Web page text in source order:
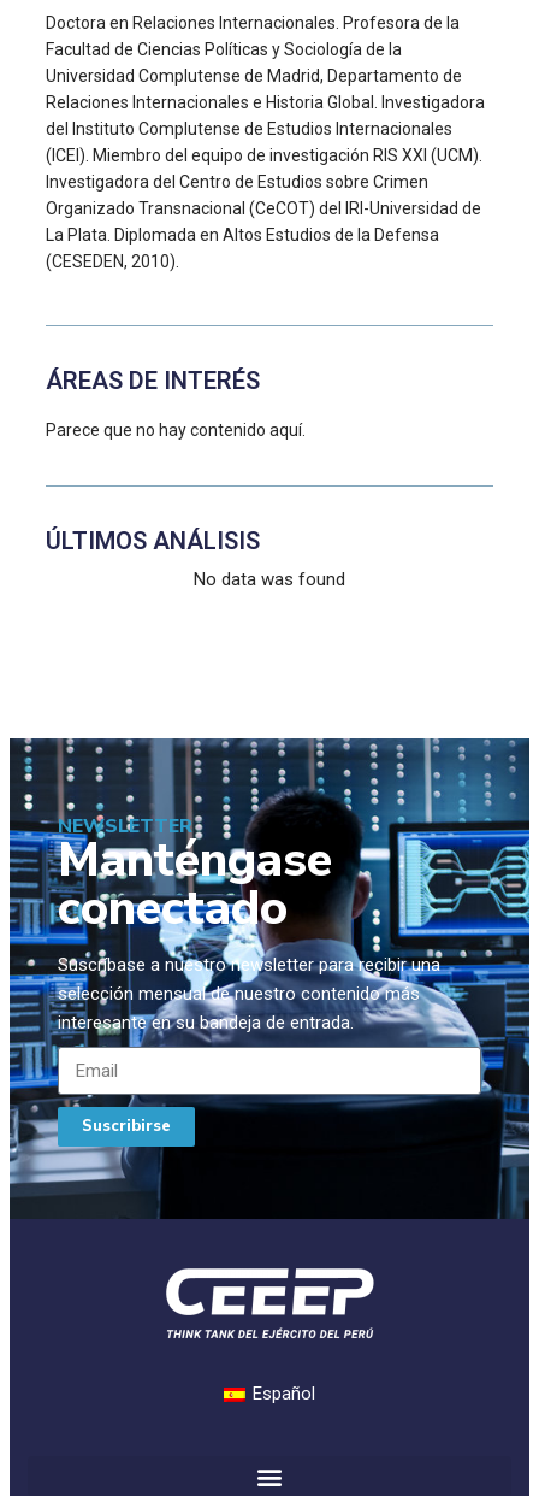
Doctora en Relaciones Internacionales. Profesora de la
Facultad de Ciencias Políticas y Sociología de la
Universidad Complutense de Madrid, Departamento de
Relaciones Internacionales e Historia Global. Investigadora
del Instituto Complutense de Estudios Internacionales
(ICEI). Miembro del equipo de investigación RIS XXI (UCM).
Investigadora del Centro de Estudios sobre Crimen
Organizado Transnacional (CeCOT) del IRI-Universidad de
La Plata. Diplomada en Altos Estudios de la Defensa
(CESEDEN, 2010).
ÁREAS DE INTERÉS
Parece que no hay contenido aquí.
ÚLTIMOS ANÁLISIS
No data was found
NEWSLETTER
Manténgase
conectado
Suscríbase a nuestro newsletter para recibir una
selección mensual de nuestro contenido más
interesante en su bandeja de entrada.
Suscribirse
Español